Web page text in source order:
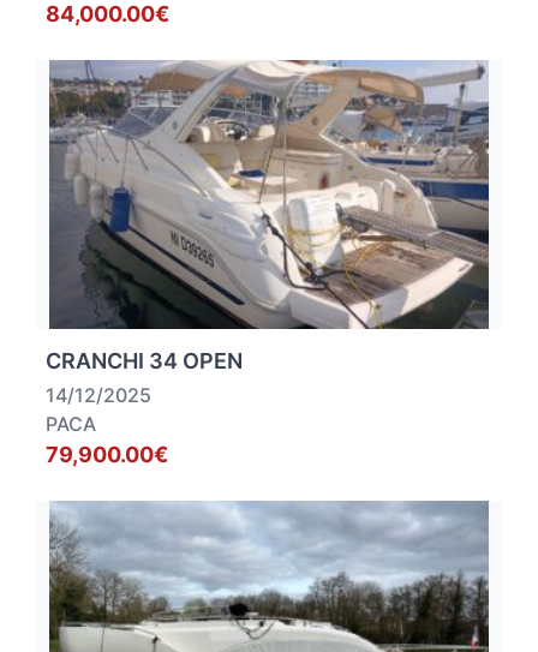
84,000.00€
CRANCHI 34 OPEN
14/12/2025
PACA
79,900.00€